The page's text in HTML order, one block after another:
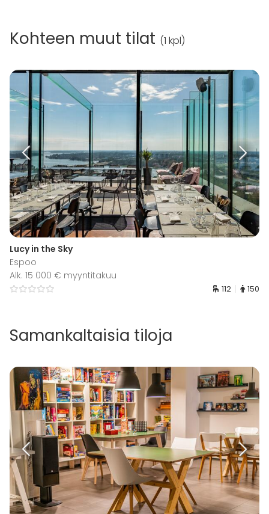
Kohteen muut tilat (1 kpl)
Lucy in the Sky
Espoo
Alk. 15 000 € myyntitakuu
112 150
Samankaltaisia tiloja